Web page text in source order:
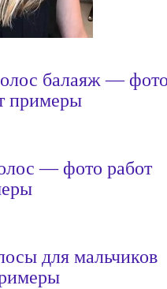
балаяж —
примеры
— фото работ
для мальчиков